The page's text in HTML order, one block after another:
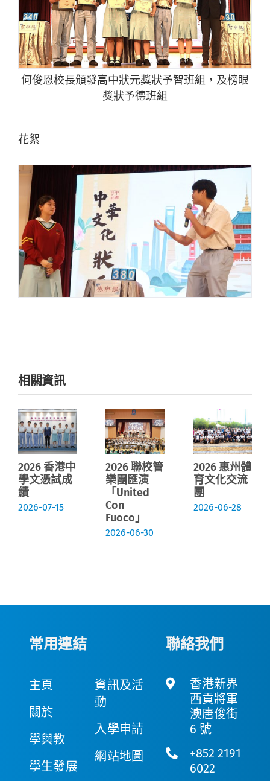
何俊恩校長頒發高中狀元獎狀予智班組，及榜眼
獎狀予德班組
花絮
相關資訊
2026 香港中
學文憑試成
績
2026-07-15
2026 聯校管
樂團匯演
「United
Con
Fuoco」
2026-06-30
2026 惠州體
育文化交流
團
2026-06-28
常用連結
主頁
關於
學與教
學生發展
資訊及活
動
入學申請
網站地圖
聯絡我們
香港新界
西貢將軍
澳唐俊街
6 號
+852 2191
6022